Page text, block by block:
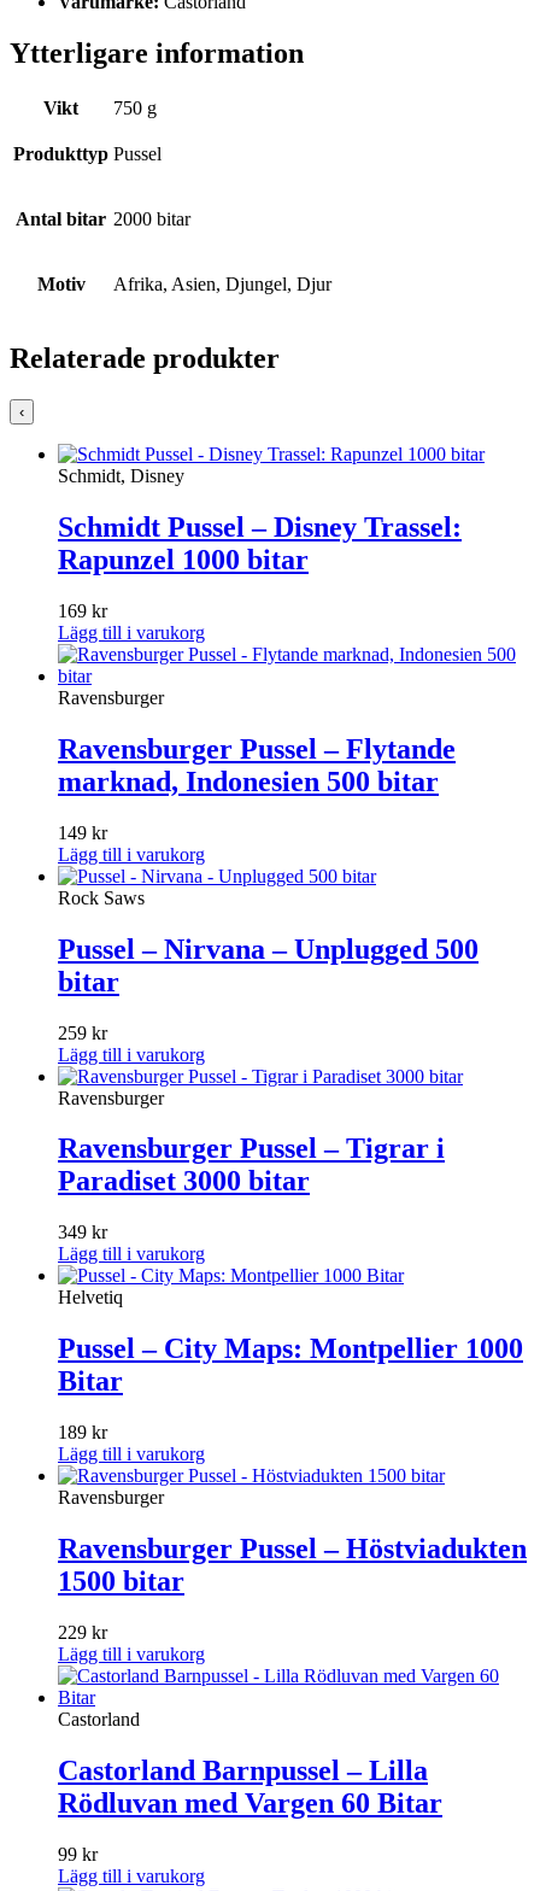
Ytterligare information
Vikt 750 g
Produkttyp Pussel
Antal bitar 2000 bitar
Motiv Afrika, Asien, Djungel, Djur
Relaterade produkter
‹
Schmidt, Disney
Schmidt Pussel – Disney Trassel:
Rapunzel 1000 bitar
169 kr
Lägg till i varukorg
Ravensburger
Ravensburger Pussel – Flytande
marknad, Indonesien 500 bitar
149 kr
Lägg till i varukorg
Rock Saws
Pussel – Nirvana – Unplugged 500
bitar
259 kr
Lägg till i varukorg
Ravensburger
Ravensburger Pussel – Tigrar i
Paradiset 3000 bitar
349 kr
Lägg till i varukorg
Helvetiq
Pussel – City Maps: Montpellier 1000
Bitar
189 kr
Lägg till i varukorg
Ravensburger
Ravensburger Pussel – Höstviadukten
1500 bitar
229 kr
Lägg till i varukorg
Castorland
Castorland Barnpussel – Lilla
Rödluvan med Vargen 60 Bitar
99 kr
Lägg till i varukorg